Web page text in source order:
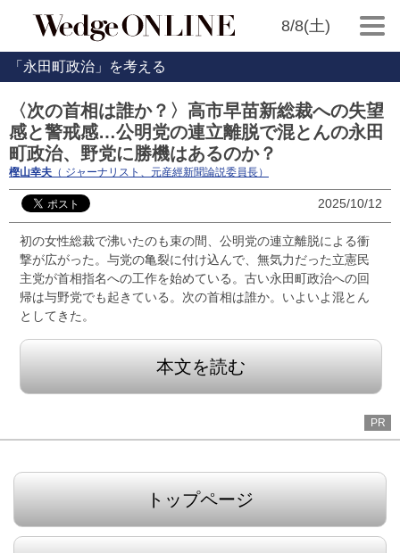
8/8(土)
「永田町政治」を考える
〈次の首相は誰か？〉高市早苗新総裁への失望
感と警戒感…公明党の連立離脱で混とんの永田
町政治、野党に勝機はあるのか？
樫山幸夫 （ ジャーナリスト、元産經新聞論説委員長）
2025/10/12
初の女性総裁で沸いたのも束の間、公明党の連立離脱による衝
撃が広がった。与党の亀裂に付け込んで、無気力だった立憲民
主党が首相指名への工作を始めている。古い永田町政治への回
帰は与野党でも起きている。次の首相は誰か。いよいよ混とん
としてきた。
本文を読む
PR
トップページ